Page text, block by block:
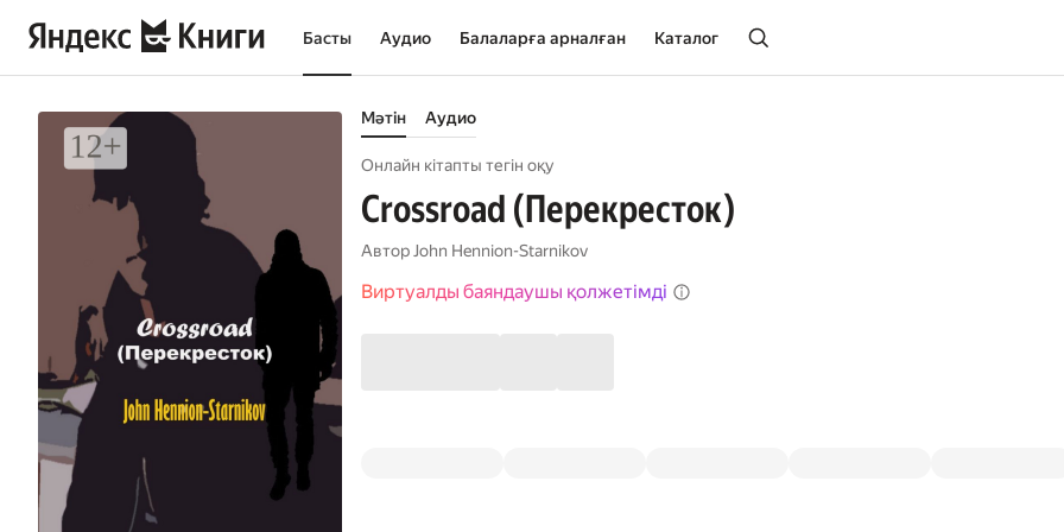
Басты Аудио Балаларға арналған Каталог
Мәтін Аудио
Онлайн кітапты тегін оқу
Crossroad (Перекресток)
Автор John Hennion-Starnikov
Виртуалды баяндаушы қолжетімді